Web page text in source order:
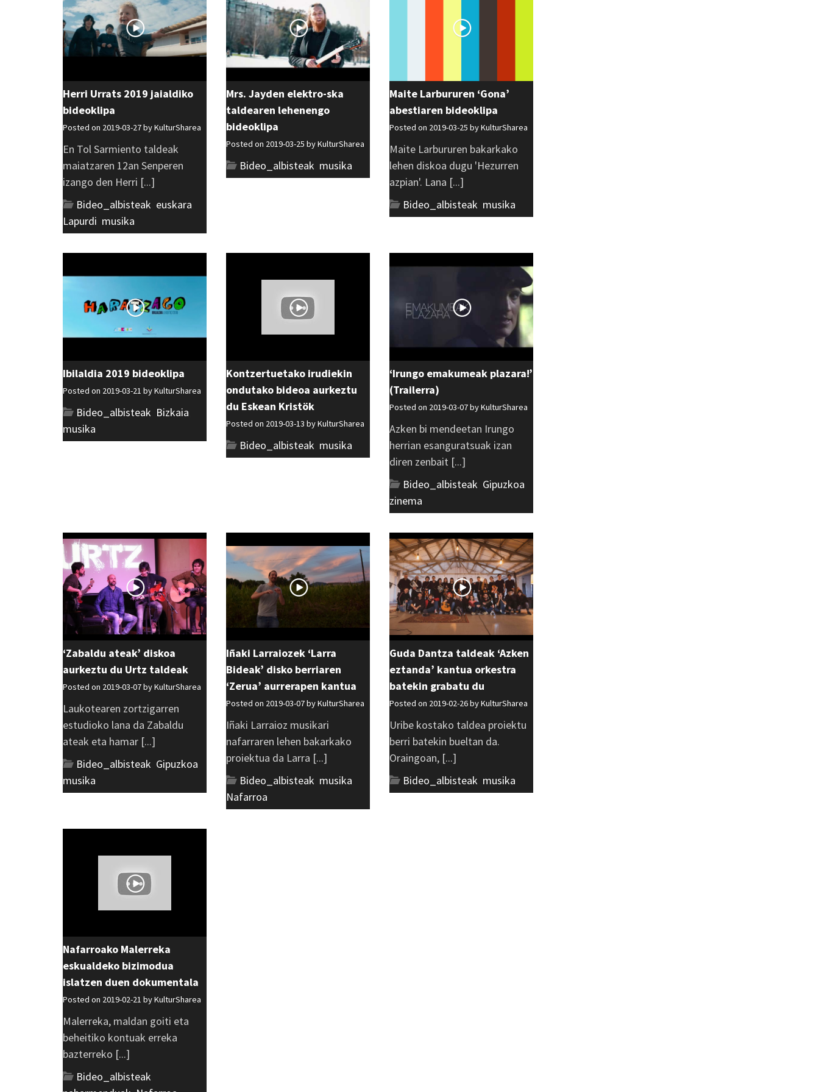
Herri Urrats 2019 jaialdiko
bideoklipa
Posted on 2019-03-27 byKulturSharea
En Tol Sarmiento taldeak
maiatzaren 12an Senperen
izango den Herri [...]
Bideo_albisteak euskara
Lapurdi musika
Mrs. Jayden elektro-ska
taldearen lehenengo
bideoklipa
Posted on 2019-03-25 byKulturSharea
Bideo_albisteak musika
Maite Larbururen ‘Gona’
abestiaren bideoklipa
Posted on 2019-03-25 byKulturSharea
Maite Larbururen bakarkako
lehen diskoa dugu 'Hezurren
azpian'. Lana [...]
Bideo_albisteak musika
Ibilaldia 2019 bideoklipa
Posted on 2019-03-21 byKulturSharea
Bideo_albisteak Bizkaia
musika
Kontzertuetako irudiekin
ondutako bideoa aurkeztu
du Eskean Kristök
Posted on 2019-03-13 byKulturSharea
Bideo_albisteak musika
‘Irungo emakumeak plazara!’
(Trailerra)
Posted on 2019-03-07 byKulturSharea
Azken bi mendeetan Irungo
herrian esanguratsuak izan
diren zenbait [...]
Bideo_albisteak Gipuzkoa
zinema
‘Zabaldu ateak’ diskoa
aurkeztu du Urtz taldeak
Posted on 2019-03-07 byKulturSharea
Laukotearen zortzigarren
estudioko lana da Zabaldu
ateak eta hamar [...]
Bideo_albisteak Gipuzkoa
musika
Iñaki Larraiozek ‘Larra
Bideak’ disko berriaren
‘Zerua’ aurrerapen kantua
Posted on 2019-03-07 byKulturSharea
Iñaki Larraioz musikari
nafarraren lehen bakarkako
proiektua da Larra [...]
Bideo_albisteak musika
Nafarroa
Guda Dantza taldeak ‘Azken
eztanda’ kantua orkestra
batekin grabatu du
Posted on 2019-02-26 byKulturSharea
Uribe kostako taldea proiektu
berri batekin bueltan da.
Oraingoan, [...]
Bideo_albisteak musika
Nafarroako Malerreka
eskualdeko bizimodua
islatzen duen dokumentala
Posted on 2019-02-21 byKulturSharea
Malerreka, maldan goiti eta
beheitiko kontuak erreka
bazterreko [...]
Bideo_albisteak